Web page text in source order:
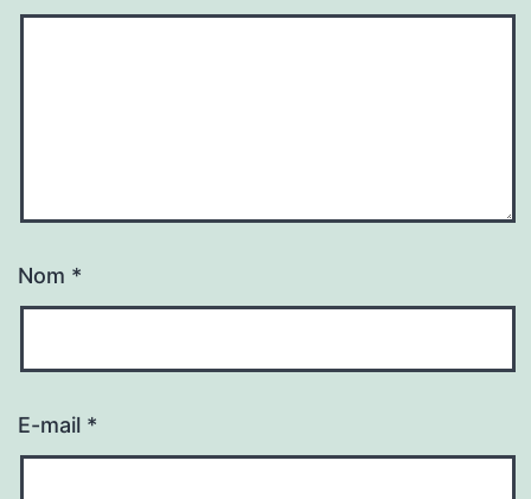
Nom *
E-mail *